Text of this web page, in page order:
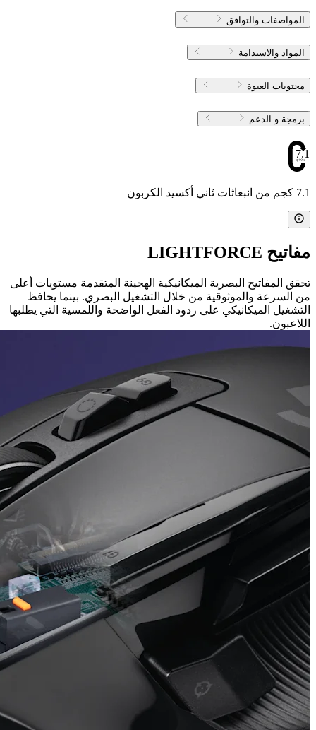
المواصفات والتوافق
المواد والاستدامة
محتويات العبوة
برمجة و الدعم
7.1
7.1 كجم من انبعاثات ثاني أكسيد الكربون
مفاتيح LIGHTFORCE
تحقق المفاتيح البصرية الميكانيكية الهجينة المتقدمة مستويات أعلى
من السرعة والموثوقية من خلال التشغيل البصري. بينما يحافظ
التشغيل الميكانيكي على ردود الفعل الواضحة واللمسية التي يطلبها
اللاعبون.